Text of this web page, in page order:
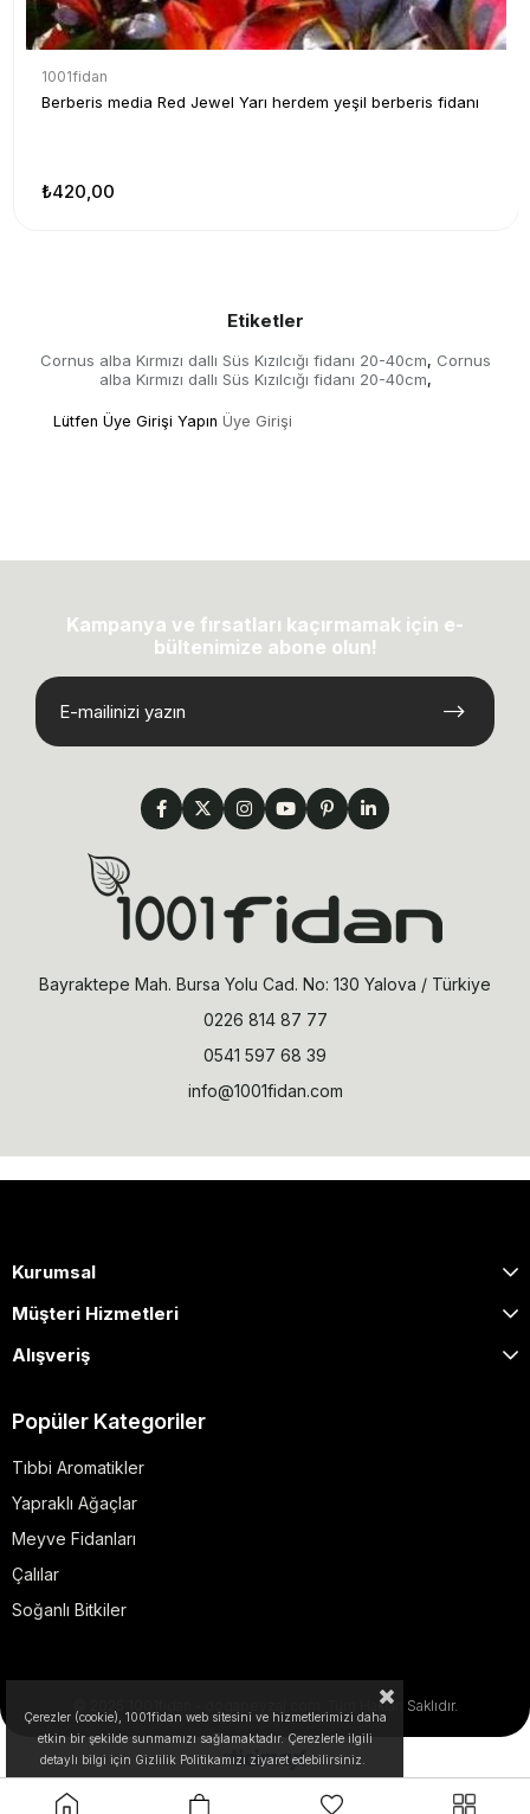
1001fidan
Berberis media Red Jewel Yarı herdem yeşil berberis fidanı
₺420,00
Etiketler
Cornus alba Kırmızı dallı Süs Kızılcığı fidanı 20-40cm, Cornus
alba Kırmızı dallı Süs Kızılcığı fidanı 20-40cm,
Lütfen Üye Girişi Yapın Üye Girişi
Kampanya ve fırsatları kaçırmamak için e-
bültenimize abone olun!
Bayraktepe Mah. Bursa Yolu Cad. No: 130 Yalova / Türkiye
0226 814 87 77
0541 597 68 39
info@1001fidan.com
Kurumsal
Müşteri Hizmetleri
Alışveriş
Popüler Kategoriler
Tıbbi Aromatikler
Yapraklı Ağaçlar
Meyve Fidanları
Çalılar
Soğanlı Bitkiler
© 2025 1001fidan - dogapeyzaj.com. Tüm Hakları Saklıdır.
Çerezler (cookie), 1001fidan web sitesini ve hizmetlerimizi daha
etkin bir şekilde sunmamızı sağlamaktadır. Çerezlerle ilgili
detaylı bilgi için Gizlilik Politikamızı ziyaret edebilirsiniz.